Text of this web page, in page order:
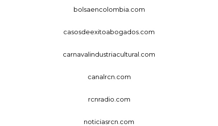
bolsaencolombia.com
casosdeexitoabogados.com
carnavalindustriacultural.com
canalrcn.com
rcnradio.com
noticiasrcn.com